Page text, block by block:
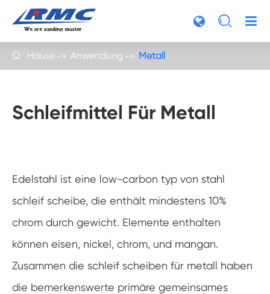

 Hause Anwendung Metall
Schleifmittel Für Metall
Edelstahl ist eine low-carbon typ von stahl
schleif scheibe, die enthält mindestens 10%
chrom durch gewicht. Elemente enthalten
können eisen, nickel, chrom, und mangan.
Zusammen die schleif scheiben für metall haben
die bemerkenswerte primäre gemeinsames